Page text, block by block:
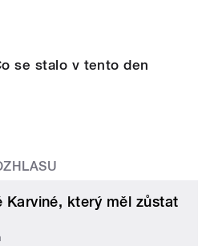
se stalo v tento den
Karviné, který měl zůstat